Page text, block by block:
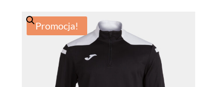
Promocja!